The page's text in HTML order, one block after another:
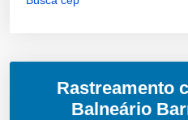
Rastreamento
Balneário